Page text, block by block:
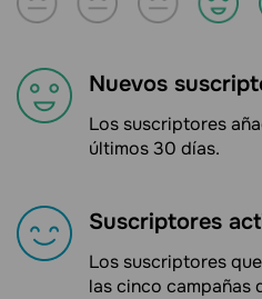
Nuevos
Los suscriptores
últimos 30 días.
Suscriptores
Los suscriptores
las cinco campañas